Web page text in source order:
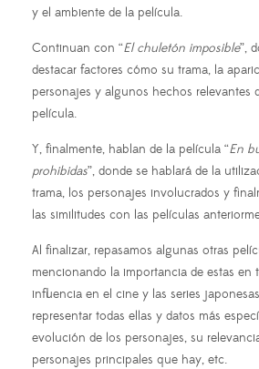
y el ambiente de la película.
Continuan con “El chuletón imposible”,
destacar factores cómo su trama, la
personajes y algunos hechos relevantes
película.
Y, finalmente, hablan de la película “En
prohibidas”, donde se hablará de la
trama, los personajes involucrados y
las similitudes con las películas
Al finalizar, repasamos algunas otras
mencionando la importancia de estas en
influencia en el cine y las series
representar todas ellas y datos más
evolución de los personajes, su
personajes principales que hay, etc.